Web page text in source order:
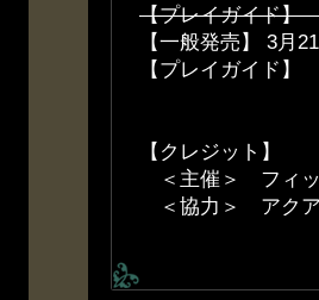
【プレイガイド】
【一般発売】 3月
【プレイガイド】
【クレジット】
＜主催＞ フィッ
＜協力＞ アクア